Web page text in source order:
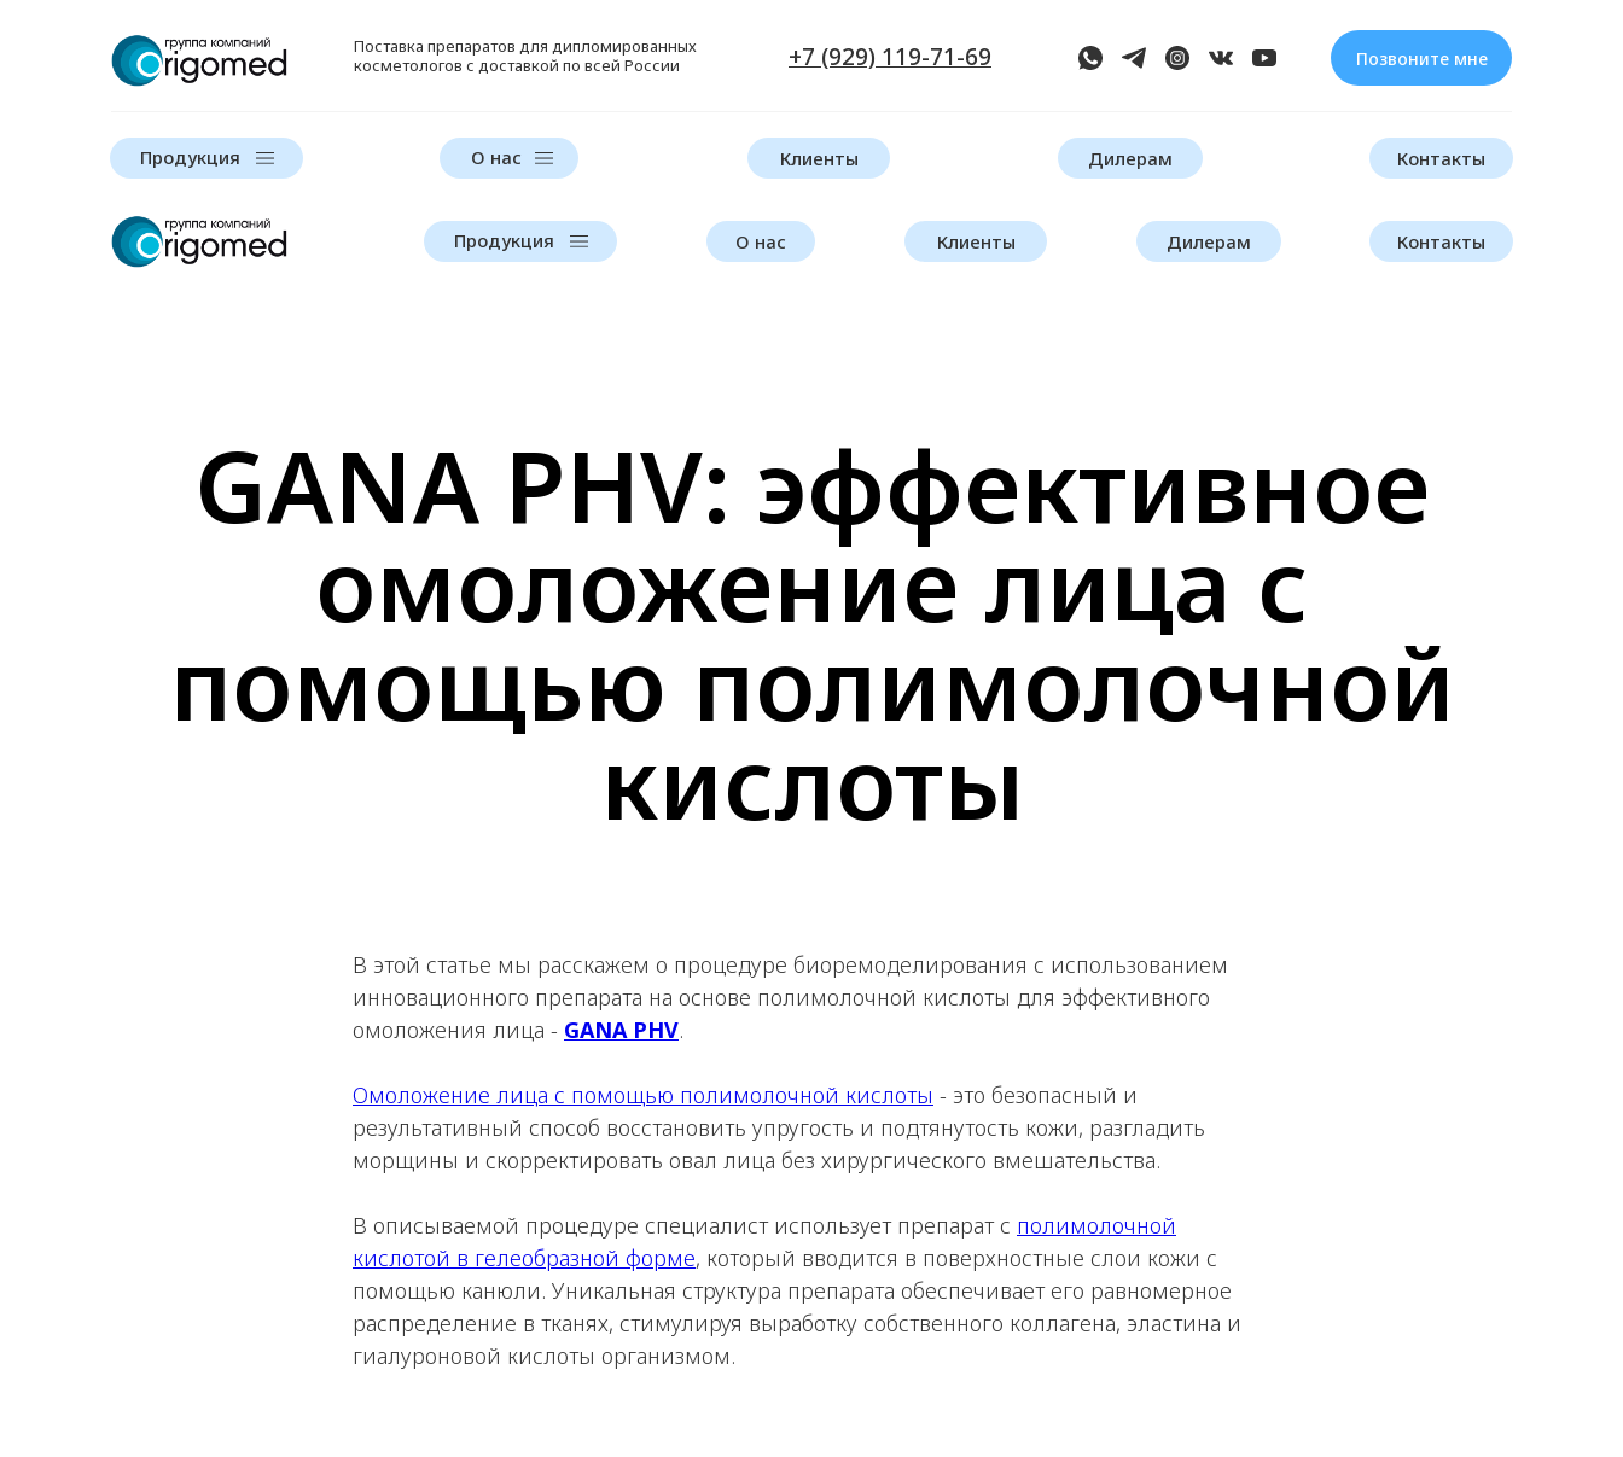
Поставка препаратов для дипломированных
косметологов с доставкой по всей России
+7 (929) 119-71-69 Позвоните мне
Продукция О нас Клиенты Дилерам Контакты
Продукция О нас Клиенты Дилерам Контакты
GANA PHV: эффективное
омоложение лица с
помощью полимолочной
кислоты
В этой статье мы расскажем о процедуре биоремоделирования с использованием
инновационного препарата на основе полимолочной кислоты для эффективного
омоложения лица - GANA PHV.
Омоложение лица с помощью полимолочной кислоты - это безопасный и
результативный способ восстановить упругость и подтянутость кожи, разгладить
морщины и скорректировать овал лица без хирургического вмешательства.
В описываемой процедуре специалист использует препарат с полимолочной
кислотой в гелеобразной форме, который вводится в поверхностные слои кожи с
помощью канюли. Уникальная структура препарата обеспечивает его равномерное
распределение в тканях, стимулируя выработку собственного коллагена, эластина и
гиалуроновой кислоты организмом.